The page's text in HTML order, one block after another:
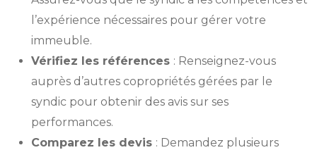
l’expérience nécessaires pour gérer votre
immeuble.
Vérifiez les références : Renseignez-vous
auprès d’autres copropriétés gérées par le
syndic pour obtenir des avis sur ses
performances.
Comparez les devis : Demandez plusieurs